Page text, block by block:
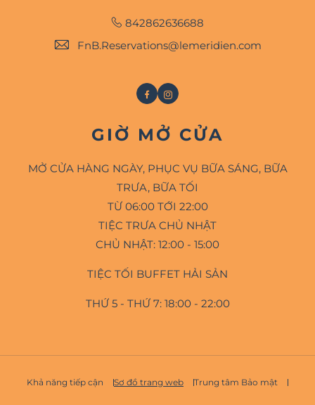
842862636688
FnB.Reservations@lemeridien.com
FacebookInstagram
GIỜ MỞ CỬA
MỞ CỬA HÀNG NGÀY, PHỤC VỤ BỮA SÁNG, BỮA
TRƯA, BỮA TỐI
TỪ 06:00 TỚI 22:00
TIỆC TRƯA CHỦ NHẬT
CHỦ NHẬT: 12:00 - 15:00
TIỆC TỐI BUFFET HẢI SẢN
THỨ 5 - THỨ 7: 18:00 - 22:00
Khả năng tiếp cận Sơ đồ trang web Trung tâm Bảo mật